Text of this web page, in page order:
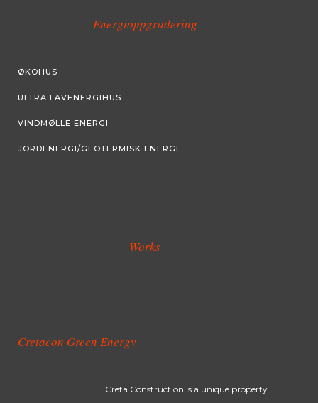
Energioppgradering
ØKOHUS
ULTRA LAVENERGIHUS
VINDMØLLE ENERGI
JORDENERGI/GEOTERMISK ENERGI
Works
Cretacon Green Energy
Creta Construction is a unique property